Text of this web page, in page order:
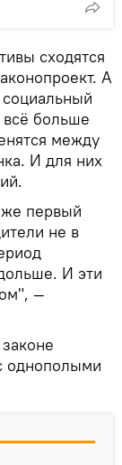
сходятся
А
всё больше
между
И для них
первый
не в
И эти
—
однополыми